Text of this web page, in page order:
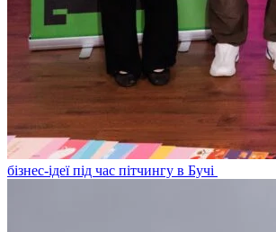
бізнес-ідеї під час пітчингу в Бучі